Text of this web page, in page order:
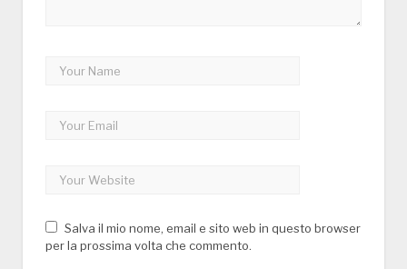
Salva il mio nome, email e sito web in questo browser
per la prossima volta che commento.